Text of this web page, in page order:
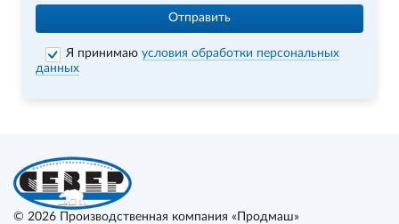
Отправить
Я принимаюусловия обработки персональных
данных
© 2026 Производственная компания «Продмаш»